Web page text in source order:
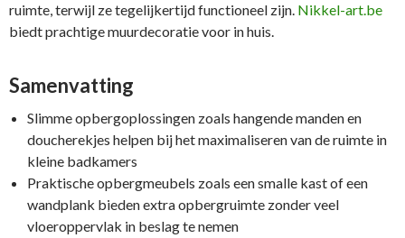
ruimte, terwijl ze tegelijkertijd functioneel zijn. Nikkel-art.be
biedt prachtige muurdecoratie voor in huis.
Samenvatting
Slimme opbergoplossingen zoals hangende manden en
doucherekjes helpen bij het maximaliseren van de ruimte in
kleine badkamers
Praktische opbergmeubels zoals een smalle kast of een
wandplank bieden extra opbergruimte zonder veel
vloeroppervlak in beslag te nemen